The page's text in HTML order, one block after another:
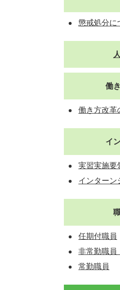
懲戒処分に
働
働き方改革
イ
実習実施要
インターン
任期付職員
非常勤職員
常勤職員